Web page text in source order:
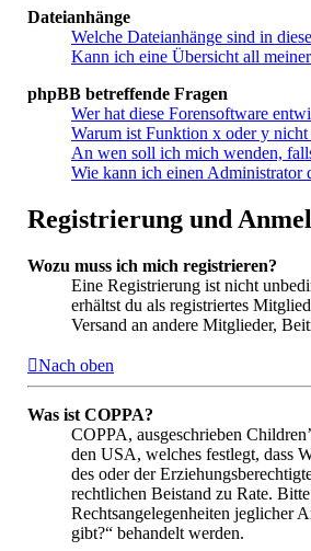
Dateianhänge
Welche Dateianhänge sind in
Kann ich eine Übersicht all
phpBB betreffende Fragen
Wer hat diese Forensoftware
Warum ist Funktion x oder y nicht
An wen soll ich mich wenden,
Wie kann ich einen Administrator
Registrierung und
Wozu muss ich mich registrieren?
Eine Registrierung ist nicht
erhältst du als registriertes
Versand an andere Mitglieder,
Nach oben
Was ist COPPA?
COPPA, ausgeschrieben
den USA, welches festlegt, dass
des oder der
rechtlichen Beistand zu Rate.
Rechtsangelegenheiten jeglicher
gibt?“ behandelt werden.